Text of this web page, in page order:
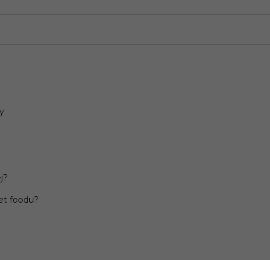
foodu?